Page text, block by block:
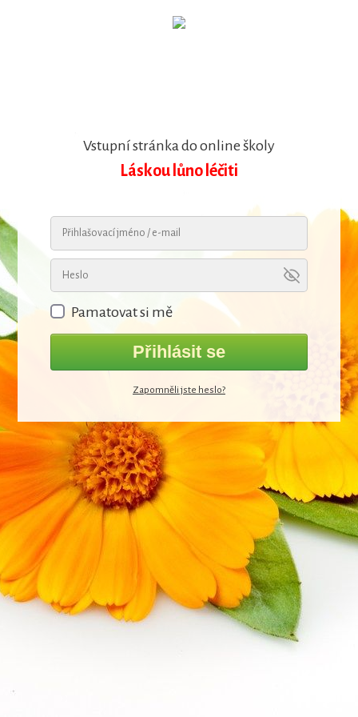
Vstupní stránka do online školy
Láskou lůno léčiti
Pamatovat si mě
Přihlásit se
Zapomněli jste heslo?